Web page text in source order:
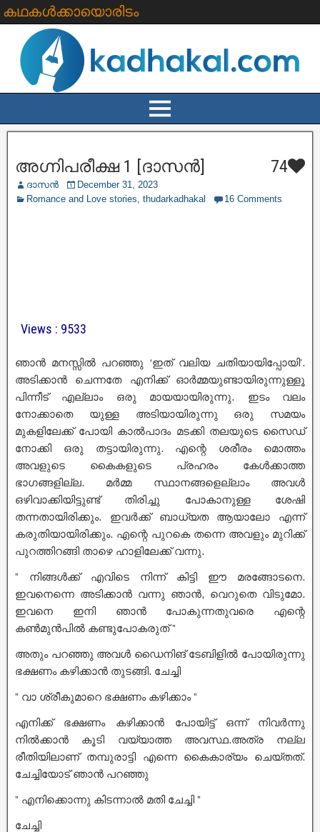
കഥകൾക്കായൊരിടം
അഗ്നിപരീക്ഷ 1 [ദാസൻ] 74
ദാസൻ
December 31, 2023
Romance and Love stories, thudarkadhakal 16 Comments
Views : 9533
ഞാൻ മനസ്സിൽ പറഞ്ഞു ‘ഇത് വലിയ ചതിയായിപ്പോയി’.
അടിക്കാൻ ചെന്നതേ എനിക്ക് ഓർമ്മയുണ്ടായിരുന്നുള്ളൂ
പിന്നീട് എല്ലാം ഒരു മായയായിരുന്നു. ഇടം വലം
നോക്കാതെ യുള്ള അടിയായിരുന്നു ഒരു സമയം
മുകളിലേക്ക് പോയി കാൽപാദം മടക്കി തലയുടെ സൈഡ്
നോക്കി ഒരു തട്ടായിരുന്നു. എന്റെ ശരീരം മൊത്തം
അവളുടെ കൈകളുടെ പ്രഹരം കേൾക്കാത്ത
ഭാഗങ്ങളില്ല. മർമ്മ സ്ഥാനങ്ങളെല്ലാം അവൾ
ഒഴിവാക്കിയിട്ടുണ്ട് തിരിച്ചു പോകാനുള്ള ശേഷി
തന്നതായിരിക്കും. ഇവർക്ക് ബാധ്യത ആയാലോ എന്ന്
കരുതിയായിരിക്കും. എന്റെ പുറകെ തന്നെ അവളും മുറിക്ക്
പുറത്തിറങ്ങി താഴെ ഹാളിലേക്ക് വന്നു.
” നിങ്ങൾക്ക് എവിടെ നിന്ന് കിട്ടി ഈ മരങ്ങോടനെ.
ഇവനെന്നെ അടിക്കാൻ വന്നു ഞാൻ, വെറുതെ വിടുമോ.
ഇവനെ ഇനി ഞാൻ പോകുന്നതുവരെ എന്റെ
കൺമുൻപിൽ കണ്ടുപോകരുത് ”
അതും പറഞ്ഞു അവൾ ഡൈനിങ് ടേബിളിൽ പോയിരുന്നു
ഭക്ഷണം കഴിക്കാൻ തുടങ്ങി. ചേച്ചി
” വാ ശ്രീകുമാറെ ഭക്ഷണം കഴിക്കാം ”
എനിക്ക് ഭക്ഷണം കഴിക്കാൻ പോയിട്ട് ഒന്ന് നിവർന്നു
നിൽക്കാൻ കൂടി വയ്യാത്ത അവസ്ഥ.അത്ര നല്ല
രീതിയിലാണ് തമ്പുരാട്ടി എന്നെ കൈകാര്യം ചെയ്തത്.
ചേച്ചിയോട് ഞാൻ പറഞ്ഞു
” എനിക്കൊന്നു കിടന്നാൽ മതി ചേച്ചി ”
ചേച്ചി